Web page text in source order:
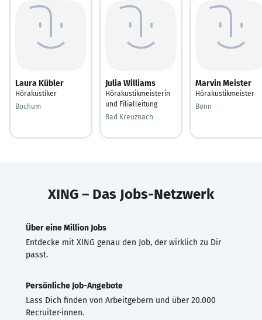
Laura Kübler
Hörakustiker
Bochum
Julia Williams
Hörakustikmeisterin
und Filialleitung
Bad Kreuznach
Marvin Meister
Hörakustikmeister
Bonn
XING – Das Jobs-Netzwerk
Über eine Million Jobs
Entdecke mit XING genau den Job, der wirklich zu Dir
passt.
Persönliche Job-Angebote
Lass Dich finden von Arbeitgebern und über 20.000
Recruiter·innen.